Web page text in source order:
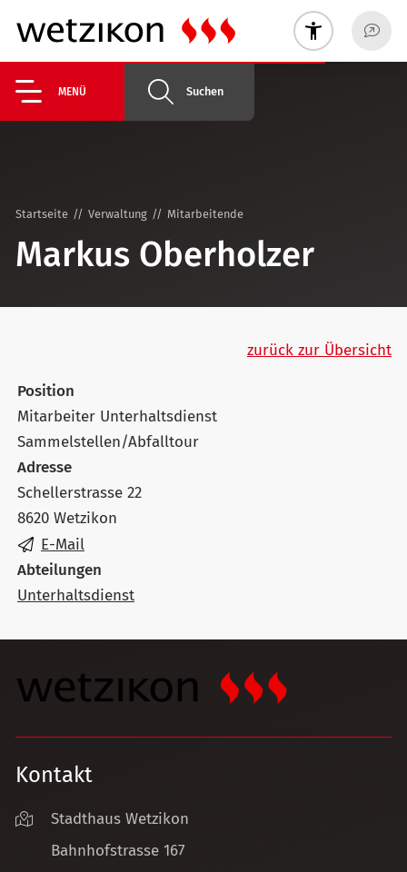
MENÜ Suchen
Startseite Verwaltung Mitarbeitende
Markus Oberholzer
zurück zur Übersicht
Position
Mitarbeiter Unterhaltsdienst
Sammelstellen/Abfalltour
Adresse
Schellerstrasse 22
8620 Wetzikon
E-Mail
Abteilungen
Unterhaltsdienst
Kontakt
Stadthaus Wetzikon
Bahnhofstrasse 167